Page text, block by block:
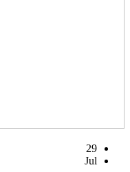
29
Jul